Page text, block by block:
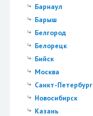
Барнаул
Барыш
Белгород
Белорецк
Бийск
Москва
Санкт-Петербург
Новосибирск
Казань